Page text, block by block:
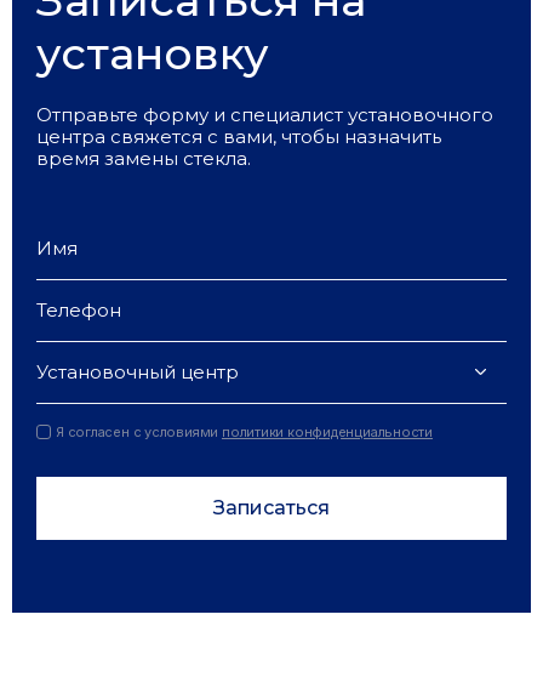
установку
Отправьте форму и специалист установочного
центра свяжется с вами, чтобы назначить
время замены стекла.
Установочный центр
Я согласен с условиями политики конфиденциальности
Записаться